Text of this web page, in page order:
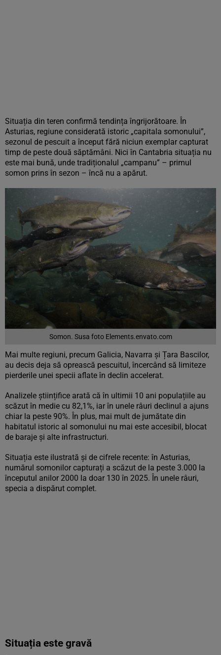
Situația din teren confirmă tendința îngrijorătoare. În
Asturias, regiune considerată istoric „capitala somonului”,
sezonul de pescuit a început fără niciun exemplar capturat
timp de peste două săptămâni. Nici în Cantabria situația nu
este mai bună, unde tradiționalul „campanu” – primul
somon prins în sezon – încă nu a apărut.
Somon. Susa foto Elements.envato.com
Mai multe regiuni, precum Galicia, Navarra și Țara Bascilor,
au decis deja să oprească pescuitul, încercând să limiteze
pierderile unei specii aflate în declin accelerat.
Analizele științifice arată că în ultimii 10 ani populațiile au
scăzut în medie cu 82,1%, iar în unele râuri declinul a ajuns
chiar la peste 90%. În plus, mai mult de jumătate din
habitatul istoric al somonului nu mai este accesibil, blocat
de baraje și alte infrastructuri.
Situația este ilustrată și de cifrele recente: în Asturias,
numărul somonilor capturați a scăzut de la peste 3.000 la
începutul anilor 2000 la doar 130 în 2025. În unele râuri,
specia a dispărut complet.
Situația este gravă